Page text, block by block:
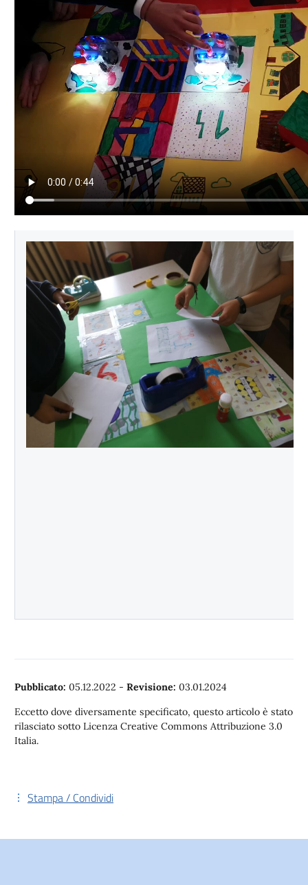
Pubblicato: 05.12.2022 - Revisione: 03.01.2024
Eccetto dove diversamente specificato, questo articolo è stato
rilasciato sotto Licenza Creative Commons Attribuzione 3.0
Italia.
Stampa / Condividi